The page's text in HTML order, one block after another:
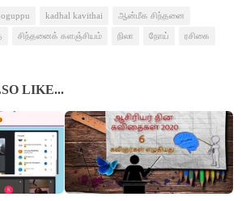
kadhal kavithai ஆன்மீக சிந்தனை
சிந்தனைக் களஞ்சியம் நிலா நோய் ரசிகை
LIKE...